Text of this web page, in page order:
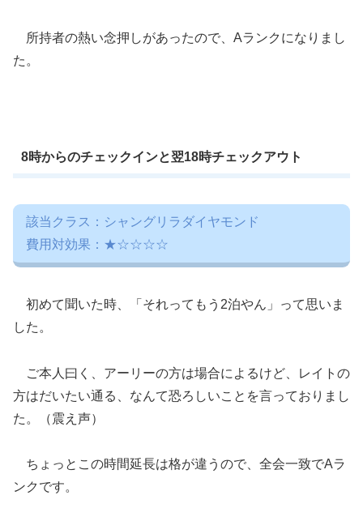
所持者の熱い念押しがあったので、Aランクになりまし
た。
8時からのチェックインと翌18時チェックアウト
該当クラス：シャングリラダイヤモンド
費用対効果：★☆☆☆☆
初めて聞いた時、「それってもう2泊やん」って思いま
した。
ご本人曰く、アーリーの方は場合によるけど、レイトの
方はだいたい通る、なんて恐ろしいことを言っておりまし
た。（震え声）
ちょっとこの時間延長は格が違うので、全会一致でAラ
ンクです。